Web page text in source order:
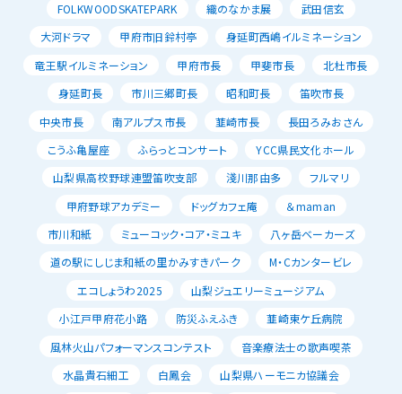
FOLKWOODSKATEPARK
織のなかま展
武田信玄
大河ドラマ
甲府市旧鈴村亭
身延町西嶋イルミネーション
竜王駅イルミネーション
甲府市長 甲斐市長
北杜市長
身延町長
市川三郷町長 昭和町長
笛吹市長
中央市長
南アルプス市長 韮崎市長
長田ろみおさん
こうふ亀屋座
ふらっとコンサート
YCC県民文化ホール
山梨県高校野球連盟笛吹支部
淺川那由多
フルマリ
甲府野球アカデミー
ドッグカフェ庵
＆maman
市川和紙
ミューコック・コア・ミユキ
八ヶ岳ベーカーズ
道の駅にしじま和紙の里かみすきパーク
M・Cカンタービレ
エコしょうわ2025
山梨ジュエリーミュージアム
小江戸甲府花小路
防災ふえふき
韮崎東ケ丘病院
風林火山パフォーマンスコンテスト
音楽療法士の歌声喫茶
水晶貴石細工
白鳳会
山梨県ハーモニカ協議会